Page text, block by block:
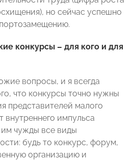
но сейчас успешно
конкурсы – для кого и для
вопросы, и я всегда
что конкурсы точно нужны
представителей малого
внутреннего импульса
им чужды все виды
будь то конкурс, форум,
организацию и